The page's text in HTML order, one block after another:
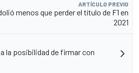
ARTÍCULO PREVIO
menos que perder el título de F1 en
2021
la posibilidad de firmar con